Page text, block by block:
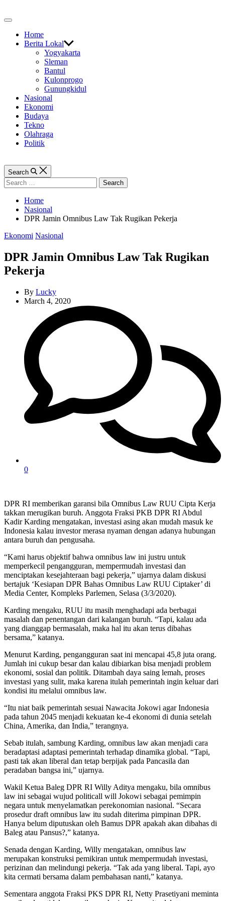
to
Off
CanvasHome
Berita Lokal
Yogyakarta
Sleman
Bantul
Kulonprogo
Gunungkidul
Nasional
Ekonomi
Budaya
Tekno
Olahraga
Politik
Search
Search
for:
Home
Nasional
DPR Jamin Omnibus Law Tak Rugikan Pekerja
Categories
Ekonomi Nasional
DPR Jamin Omnibus Law Tak Rugikan
Pekerja
By Lucky
March 4, 2020
0
DPR RI memberikan garansi bila Omnibus Law RUU Cipta Kerja
takkan merugikan buruh. Anggota Fraksi PKB DPR RI Abdul
Kadir Karding mengatakan, investasi asing akan mudah masuk ke
Indonesia kalau investor merasa nyaman dengan adanya hubungan
antara buruh dan pengusaha.
“Kami harus objektif bahwa omnibus law ini justru untuk
memperkecil pengangguran, mempermudah investasi dan
menciptakan kesejahteraan bagi pekerja,” ujarnya dalam diskusi
bertajuk ‘Kesiapan DPR Bahas Omnibus Law RUU Ciptaker’ di
Media Center, Kompleks Parlemen, Selasa (3/3/2020).
Karding mengaku, RUU itu masih menghadapi ada berbagai
masalah dan penentangan dari kalangan buruh. “Tapi, kalau ada
yang dianggap bermasalah, maka hal itu akan terus dibahas
bersama,” katanya.
Menurut Karding, pengangguran saat ini mencapai 45,8 juta orang.
Jumlah ini cukup besar dan kalau dibiarkan bisa menjadi problem
ekonomi, sosial dan politik. Ditambah daya saing lemah, proses
investasi yang sulit, maka karena itulah pemerintah ingin keluar dari
kondisi itu melalui omnibus law.
“Itu niat baik pemerintah sesuai Nawacita Jokowi agar Indonesia
pada tahun 2045 menjadi kekuatan ke-4 ekonomi di dunia setelah
China, Amerika, dan India,” terangnya.
Sebab itulah, sambung Karding, omnibus law akan menjadi cara
beradaptasi adaptasi pemerintah terhadap dinamika global. “Tapi,
pasti tak akan liberal dan tetap berpijak pada Pancasila dan
peradaban bangsa ini,” ujarnya.
Wakil Ketua Baleg DPR RI Willy Aditya mengaku, bila omnibus
law ini sebagai wujud politicall will Jokowi sebagai pemimpin
negara untuk menyelamatkan perekonomian nasional. “Secara
prosedur draft omnibus law itu sudah diterima pimpinan DPR.
Hanya belum diputuskan oleh Bamus DPR apakah akan dibahas di
Baleg atau Pansus?,” katanya.
Senada dengan Karding, Willy mengatakan, omnibus law
merupakan konstruksi pemikiran untuk mempermudah investasi,
perizinan dan melindungi pekerja. “Tak ada yang liberal. Tapi, ayo
kita cermati bersama dalam pembahasan nanti,” katanya.
Sementara anggota Fraksi PKS DPR RI, Netty Prasetiyani meminta